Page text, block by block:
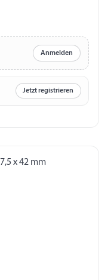
Anmelden
Jetzt registrieren